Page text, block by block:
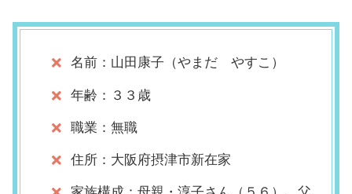
名前：山田康子（やまだ やすこ）
年齢：３３歳
職業：無職
住所：大阪府摂津市新在家